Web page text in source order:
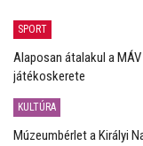
SPORT
Alaposan átalakul a
játékoskerete
KULTÚRA
Múzeumbérlet a Királyi